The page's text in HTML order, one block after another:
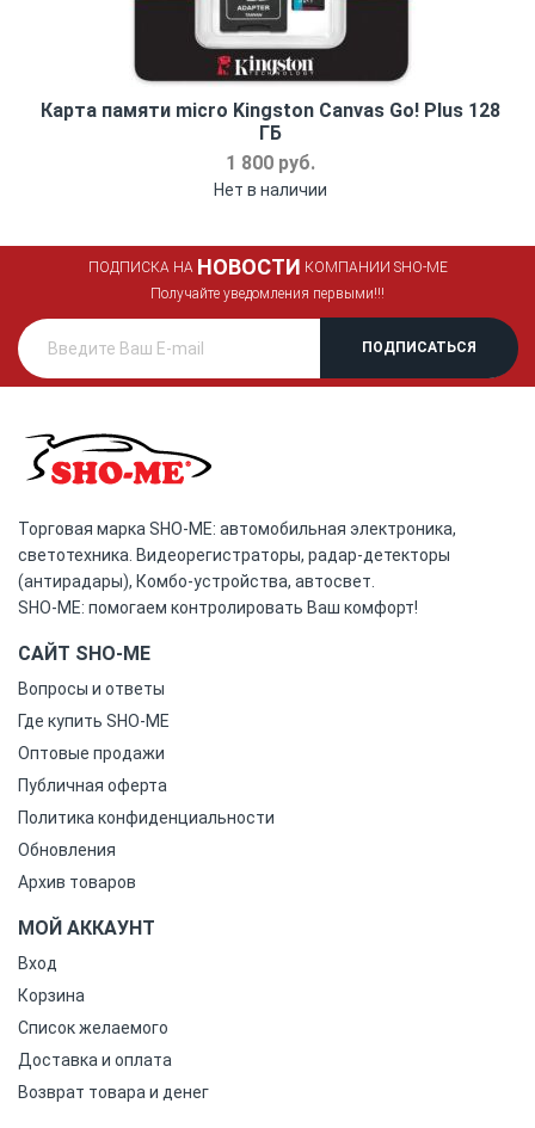
Карта памяти micro Kingston Canvas Go! Plus 128
ГБ
1 800 руб.
Нет в наличии
ПОДПИСКА НА НОВОСТИ КОМПАНИИ SHO-ME
Получайте уведомления первыми!!!
Торговая марка SHO-ME: автомобильная электроника,
светотехника. Видеорегистраторы, радар-детекторы
(антирадары), Комбо-устройства, автосвет.
SHO-ME: помогаем контролировать Ваш комфорт!
САЙТ SHO-ME
Вопросы и ответы
Где купить SHO-ME
Оптовые продажи
Публичная оферта
Политика конфиденциальности
Обновления
Архив товаров
МОЙ АККАУНТ
Вход
Корзина
Список желаемого
Доставка и оплата
Возврат товара и денег